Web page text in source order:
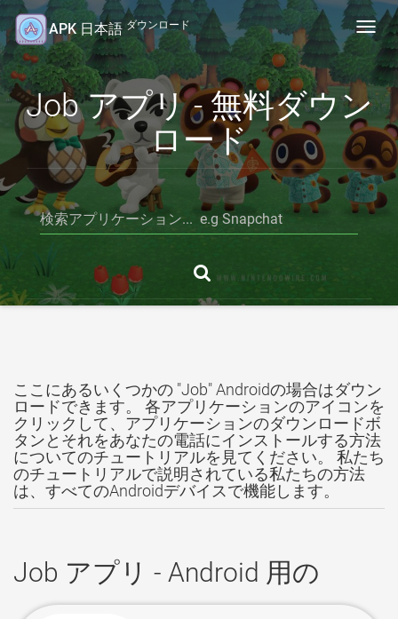
APK 日本語 ダウンロード
Job アプリ - 無料ダウン
ロード
ここにあるいくつかの "Job" Androidの場合はダウン
ロードできます。 各アプリケーションのアイコンを
クリックして、アプリケーションのダウンロードボ
タンとそれをあなたの電話にインストールする方法
についてのチュートリアルを見てください。 私たち
のチュートリアルで説明されている私たちの方法
は、すべてのAndroidデバイスで機能します。
Job アプリ - Android 用の